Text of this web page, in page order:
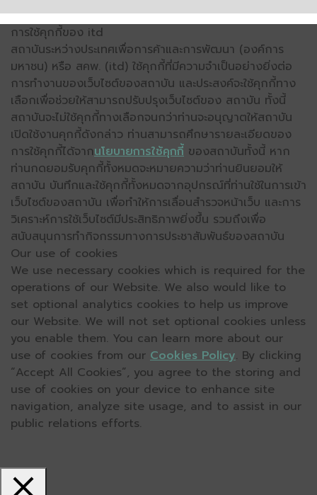
การใช้คุกกี้ของ itd
สถาบันระหว่างประเทศเพื่อการค้าและการพัฒนา (องค์การ
มหาชน) หรือ สคพ. (itd) ใช้คุกกี้ที่มีความจำเป็นอย่างยิ่งต่อ
การทำงานของเว็บไซต์ของสถาบัน และประสงค์จะใช้คุกกี้ทาง
เลือกเพื่อช่วยให้สามารถปรับปรุงเว็บไซต์ของ สถาบัน ทั้งนี้
สถาบันจะไม่ใช้คุกกี้ทางเลือกจนกว่าท่านจะอนุญาตให้สถาบัน
เปิดใช้งานคุกกี้ดังกล่าว ท่านสามารถศึกษารายละเอียดของ
การใช้คุกกี้ได้จากนโยบายการใช้คุกกี้ ของสถาบันทั้งนี้ หาก
ท่านกดยอมรับคุกกี้ทั้งหมดจะหมายความว่าท่านยินยอมให้
สถาบัน บันทึกและใช้คุกกี้ทั้งหมดจากอุปกรณ์ที่ท่านใช้ในการเข้า
เว็บไซต์ของสถาบัน เพื่อทำให้การเลื่อนสำรวจหน้าเว็บ และการ
วิเคราะห์การใช้เว็บไซต์มีประสิทธิภาพยิ่งขึ้น รวมถึงเพื่อ
สนับสนุนการทำกิจกรรมทางการประชาสัมพันธ์ของสถาบัน
Our use of cookies
We use necessary cookies which is required for the
operations of our Website. We also would like to
set optional analytics cookies to help us improve
our Website. We will not set optional cookies unless
you enable them. You can learn more about our
use of cookies from our Cookies Policy. By clicking
“Accept All Cookies”, you agree to the storing and
use of cookies on your device to enhance site
navigation, analyze site usage, and to assist in our
public relations efforts.